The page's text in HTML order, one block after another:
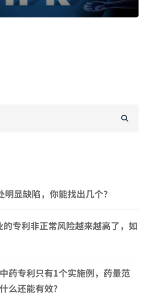
显缺陷，你能找出几个？
专利非正常风险越来越高了，如
药专利只有1个实施例，药量范
么还能有效？